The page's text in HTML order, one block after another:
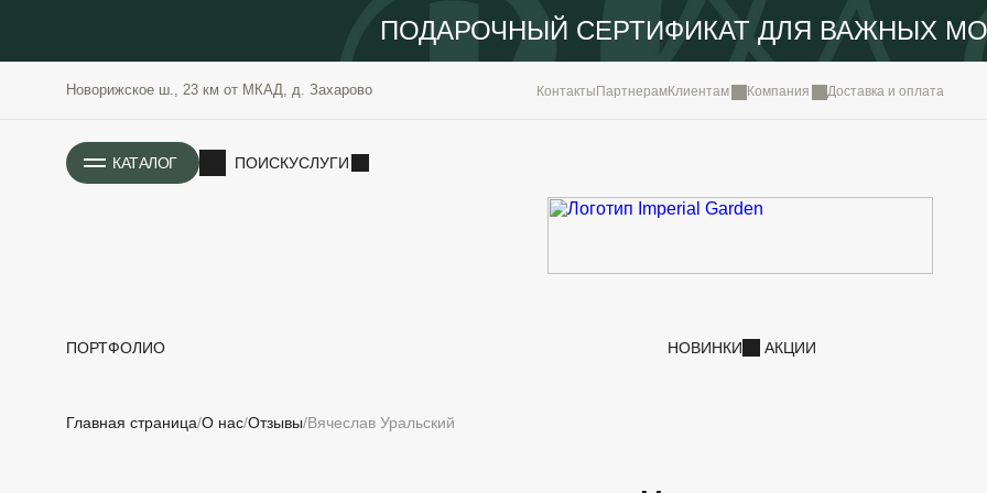
ПОДАРОЧНЫЙ СЕРТИФИКАТ ДЛЯ ВАЖНЫХ
Новорижское ш., 23 км от МКАД, д. Захарово Контакты ПартнерамКлиентам Компания Доставка и оплата
КАТАЛОГ ПОИСКУСЛУГИ
ПОРТФОЛИО НОВИНКИ АКЦИИ
РАСТЕНИЯ
ОЗЕЛЕНЕНИЕ
ИСТОРИЯ
Главная страница О нас Отзывы Вячеслав Уральский